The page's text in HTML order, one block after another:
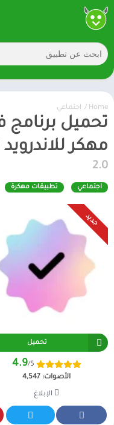
Home
/ اجتماعي
مهكر للاندرويد 2026 اخر اصدار
2.0
اجتماعي تطبيقات مهكرة
جديد
تحميل
4.9/5
الأصوات: 4,547
الإبلاغ